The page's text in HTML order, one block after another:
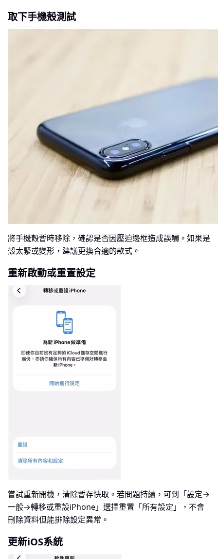
取下手機殼測試
將手機殼暫時移除，確認是否因壓迫邊框造成誤觸。如果是
殼太緊或變形，建議更換合適的款式。
重新啟動或重置設定
嘗試重新開機，清除暫存快取。若問題持續，可到「設定→
一般→轉移或重設iPhone」選擇重置「所有設定」，不會
刪除資料但能排除設定異常。
更新iOS系統